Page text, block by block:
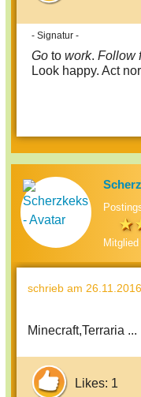
- Signatur -
Go to work. Follow
Look happy. Act
schrieb am
Minecraft,Terraria ...
Likes: 1